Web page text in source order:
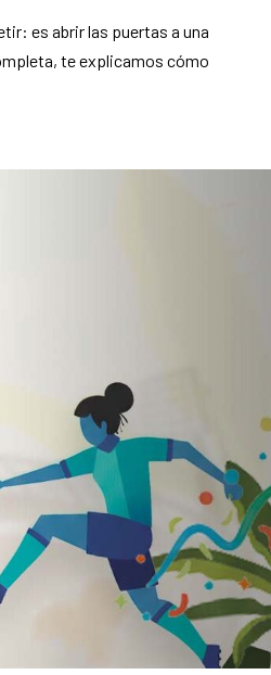
es abrir las puertas a una
te explicamos cómo